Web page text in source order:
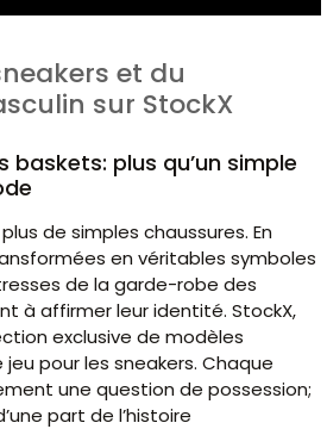
et du
sur StockX
baskets: plus qu’un simple
de simples chaussures. En
en véritables symboles
de la garde-robe des
à affirmer leur identité. StockX,
exclusive de modèles
pour les sneakers. Chaque
une question de possession;
part de l’histoire